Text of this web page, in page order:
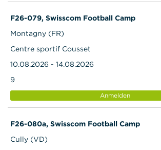
F26-079, Swisscom Football Camp
Montagny (FR)
Centre sportif Cousset
10.08.2026 - 14.08.2026
9
Anmelden
F26-080a, Swisscom Football Camp
Cully (VD)